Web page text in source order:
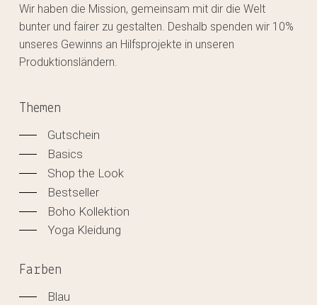
Wir haben die Mission, gemeinsam mit dir die Welt
bunter und fairer zu gestalten. Deshalb spenden wir 10%
unseres Gewinns an Hilfsprojekte in unseren
Produktionsländern.
Themen
Gutschein
Basics
Shop the Look
Bestseller
Boho Kollektion
Yoga Kleidung
Farben
Blau